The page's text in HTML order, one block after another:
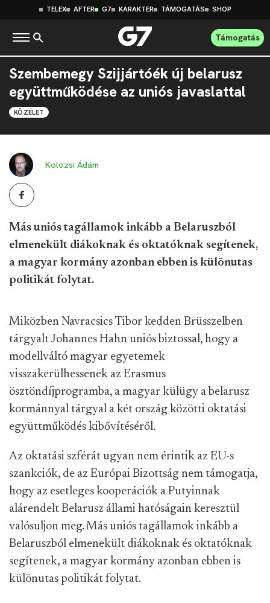
TELEX AFTER G7 KARAKTER TÁMOGATÁS SHOP
Támogatás
Szembemegy Szijjártóék új belarusz
együttműködése az uniós javaslattal
KÖZÉLET
Kolozsi Ádám
Más uniós tagállamok inkább a Belaruszból
elmenekült diákoknak és oktatóknak segítenek,
a magyar kormány azonban ebben is különutas
politikát folytat.
Miközben Navracsics Tibor kedden Brüsszelben
tárgyalt Johannes Hahn uniós biztossal, hogy a
modellváltó magyar egyetemek
visszakerülhessenek az Erasmus
ösztöndíjprogramba, a magyar külügy a belarusz
kormánnyal tárgyal a két ország közötti oktatási
együttműködés kibővítéséről.
Az oktatási szférát ugyan nem érintik az EU-s
szankciók, de az Európai Bizottság nem támogatja,
hogy az esetleges kooperációk a Putyinnak
alárendelt Belarusz állami hatóságain keresztül
valósuljon meg. Más uniós tagállamok inkább a
Belaruszból elmenekült diákoknak és oktatóknak
segítenek, a magyar kormány azonban ebben is
különutas politikát folytat.